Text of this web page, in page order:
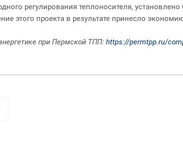
регулирования теплоносителя,
этого проекта в результате принесло
при Пермской ТПП: https://permtpp.ru/